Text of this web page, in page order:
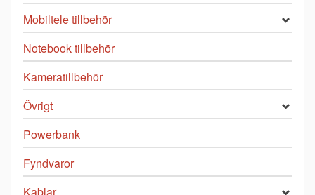
Mobiltele tillbehör
Notebook tillbehör
Kameratillbehör
Övrigt
Powerbank
Fyndvaror